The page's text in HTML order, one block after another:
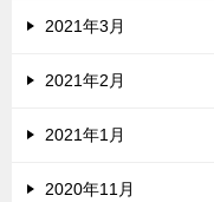
2021年3月
2021年2月
2021年1月
2020年11月